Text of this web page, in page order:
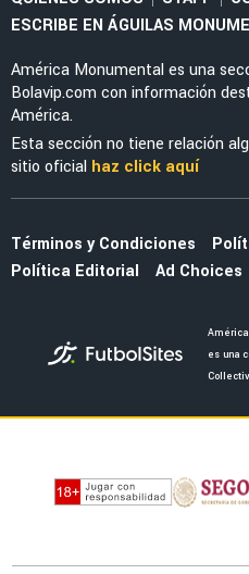
LEAGUES CUP 2026
Violante mandó
MLS tras el triunfo